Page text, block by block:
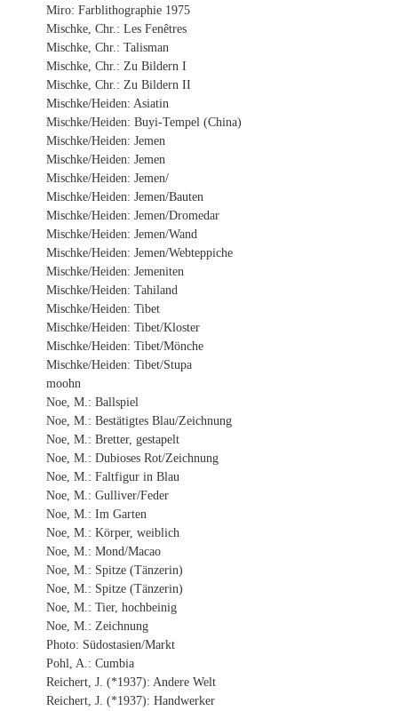
Miro: Farblithographie 1975
Mischke, Chr.: Les Fenêtres
Mischke, Chr.: Talisman
Mischke, Chr.: Zu Bildern I
Mischke, Chr.: Zu Bildern II
Mischke/Heiden: Asiatin
Mischke/Heiden: Buyi-Tempel (China)
Mischke/Heiden: Jemen
Mischke/Heiden: Jemen
Mischke/Heiden: Jemen/
Mischke/Heiden: Jemen/Bauten
Mischke/Heiden: Jemen/Dromedar
Mischke/Heiden: Jemen/Wand
Mischke/Heiden: Jemen/Webteppiche
Mischke/Heiden: Jemeniten
Mischke/Heiden: Tahiland
Mischke/Heiden: Tibet
Mischke/Heiden: Tibet/Kloster
Mischke/Heiden: Tibet/Mönche
Mischke/Heiden: Tibet/Stupa
moohn
Noe, M.: Ballspiel
Noe, M.: Bestätigtes Blau/Zeichnung
Noe, M.: Bretter, gestapelt
Noe, M.: Dubioses Rot/Zeichnung
Noe, M.: Faltfigur in Blau
Noe, M.: Gulliver/Feder
Noe, M.: Im Garten
Noe, M.: Körper, weiblich
Noe, M.: Mond/Macao
Noe, M.: Spitze (Tänzerin)
Noe, M.: Spitze (Tänzerin)
Noe, M.: Tier, hochbeinig
Noe, M.: Zeichnung
Photo: Südostasien/Markt
Pohl, A.: Cumbia
Reichert, J. (*1937): Andere Welt
Reichert, J. (*1937): Handwerker